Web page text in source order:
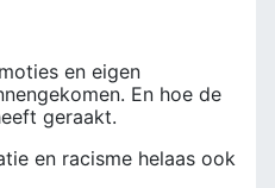
en eigen
En hoe de
geraakt.
en racisme helaas ook